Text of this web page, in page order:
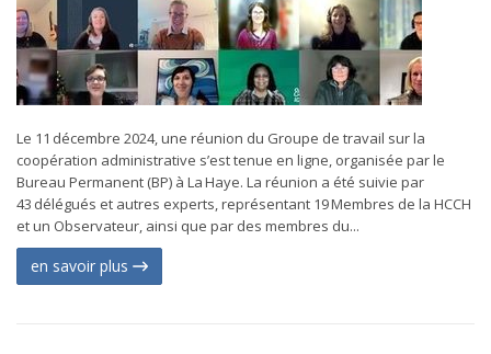
Le 11 décembre 2024, une réunion du Groupe de travail sur la
coopération administrative s’est tenue en ligne, organisée par le
Bureau Permanent (BP) à La Haye. La réunion a été suivie par
43 délégués et autres experts, représentant 19 Membres de la HCCH
et un Observateur, ainsi que par des membres du...
en savoir plus